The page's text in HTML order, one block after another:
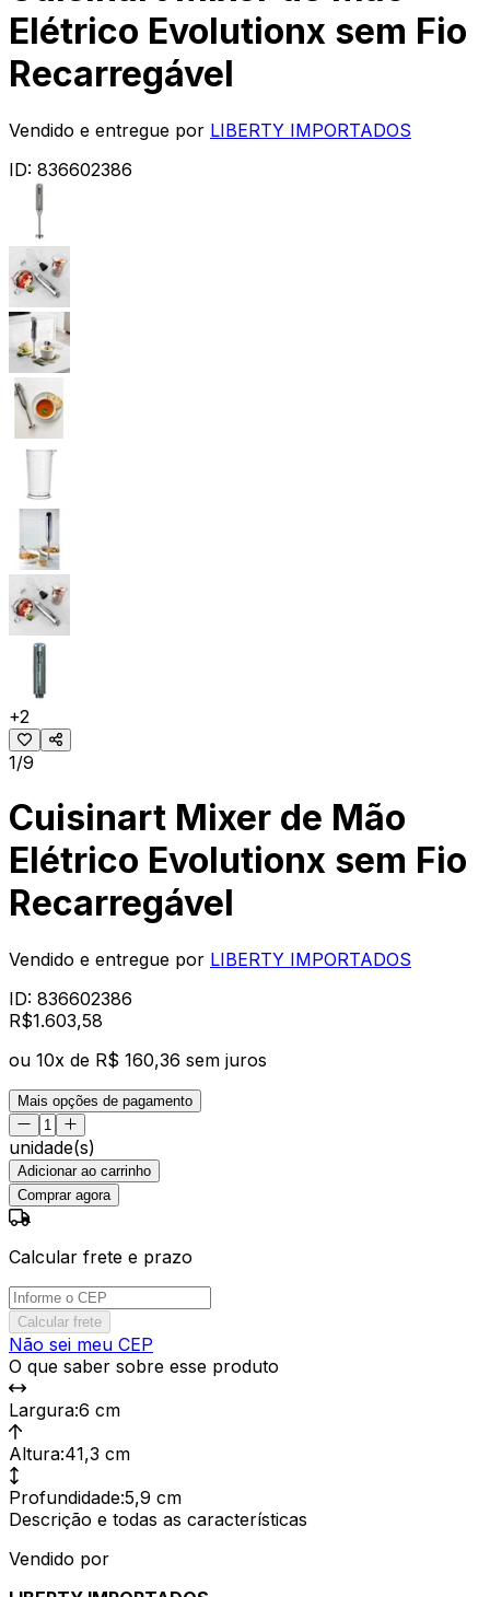
Elétrico Evolutionx sem Fio
Recarregável
Vendido e entregue por LIBERTY IMPORTADOS
ID: 836602386
+2
1/9
Cuisinart Mixer de Mão
Elétrico Evolutionx sem Fio
Recarregável
Vendido e entregue por LIBERTY IMPORTADOS
ID: 836602386
R$1.603,58
ou 10x de R$ 160,36 sem juros
Mais opções de pagamento
unidade(s)
Adicionar ao carrinho
Comprar agora
Calcular frete e prazo
Calcular frete
Não sei meu CEP
O que saber sobre esse produto
Largura:6 cm
Altura:41,3 cm
Profundidade:5,9 cm
Descrição e todas as características
Vendido por